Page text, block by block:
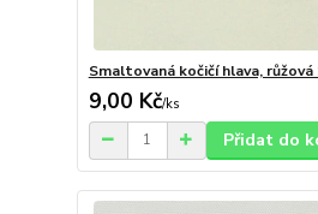
Smaltovaná kočičí hlava, růžová
9,00 Kč/ks
Přidat do